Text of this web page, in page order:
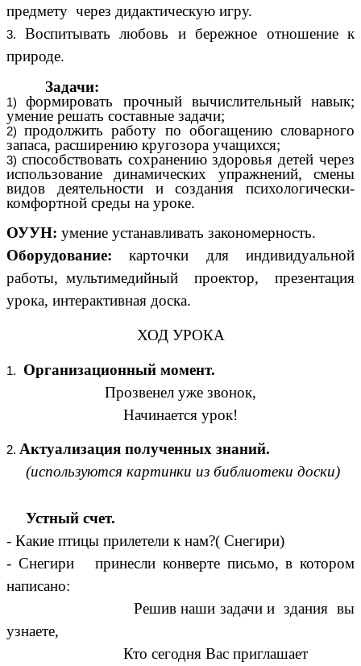
предмету через дидактическую игру.
Воспитывать любовь и бережное отношение к
природе.
Задачи:
формировать прочный вычислительный навык;
умение решать составные задачи;
продолжить работу по обогащению словарного
запаса, расширению кругозора учащихся;
способствовать сохранению здоровья детей через
использование динамических упражнений, смены
видов деятельности и создания психологически-
комфортной среды на уроке.
ОУУН: умение устанавливать закономерность.
Оборудование:карточки для индивидуальной
работы, мультимедийный проектор, презентация
урока, интерактивная доска.
ХОД УРОКА
Организационный момент.
Прозвенел уже звонок,
Начинается урок!
Актуализация полученных знаний.
(используются картинки из библиотеки доски)
Устный счет.
- Какие птицы прилетели к нам?( Снегири)
- Снегири принесли конверте письмо, в котором
написано:
Решив наши задачи и здания вы
узнаете,
Кто сегодня Вас приглашает